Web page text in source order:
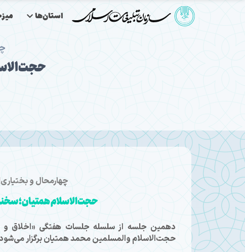
استان‌ها
چهارمحال و
حجت‌الاسلام همتیان؛
حجت‌الاسلام والمسلمین محمد همتیان برگزار